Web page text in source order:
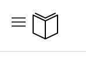
содержанию